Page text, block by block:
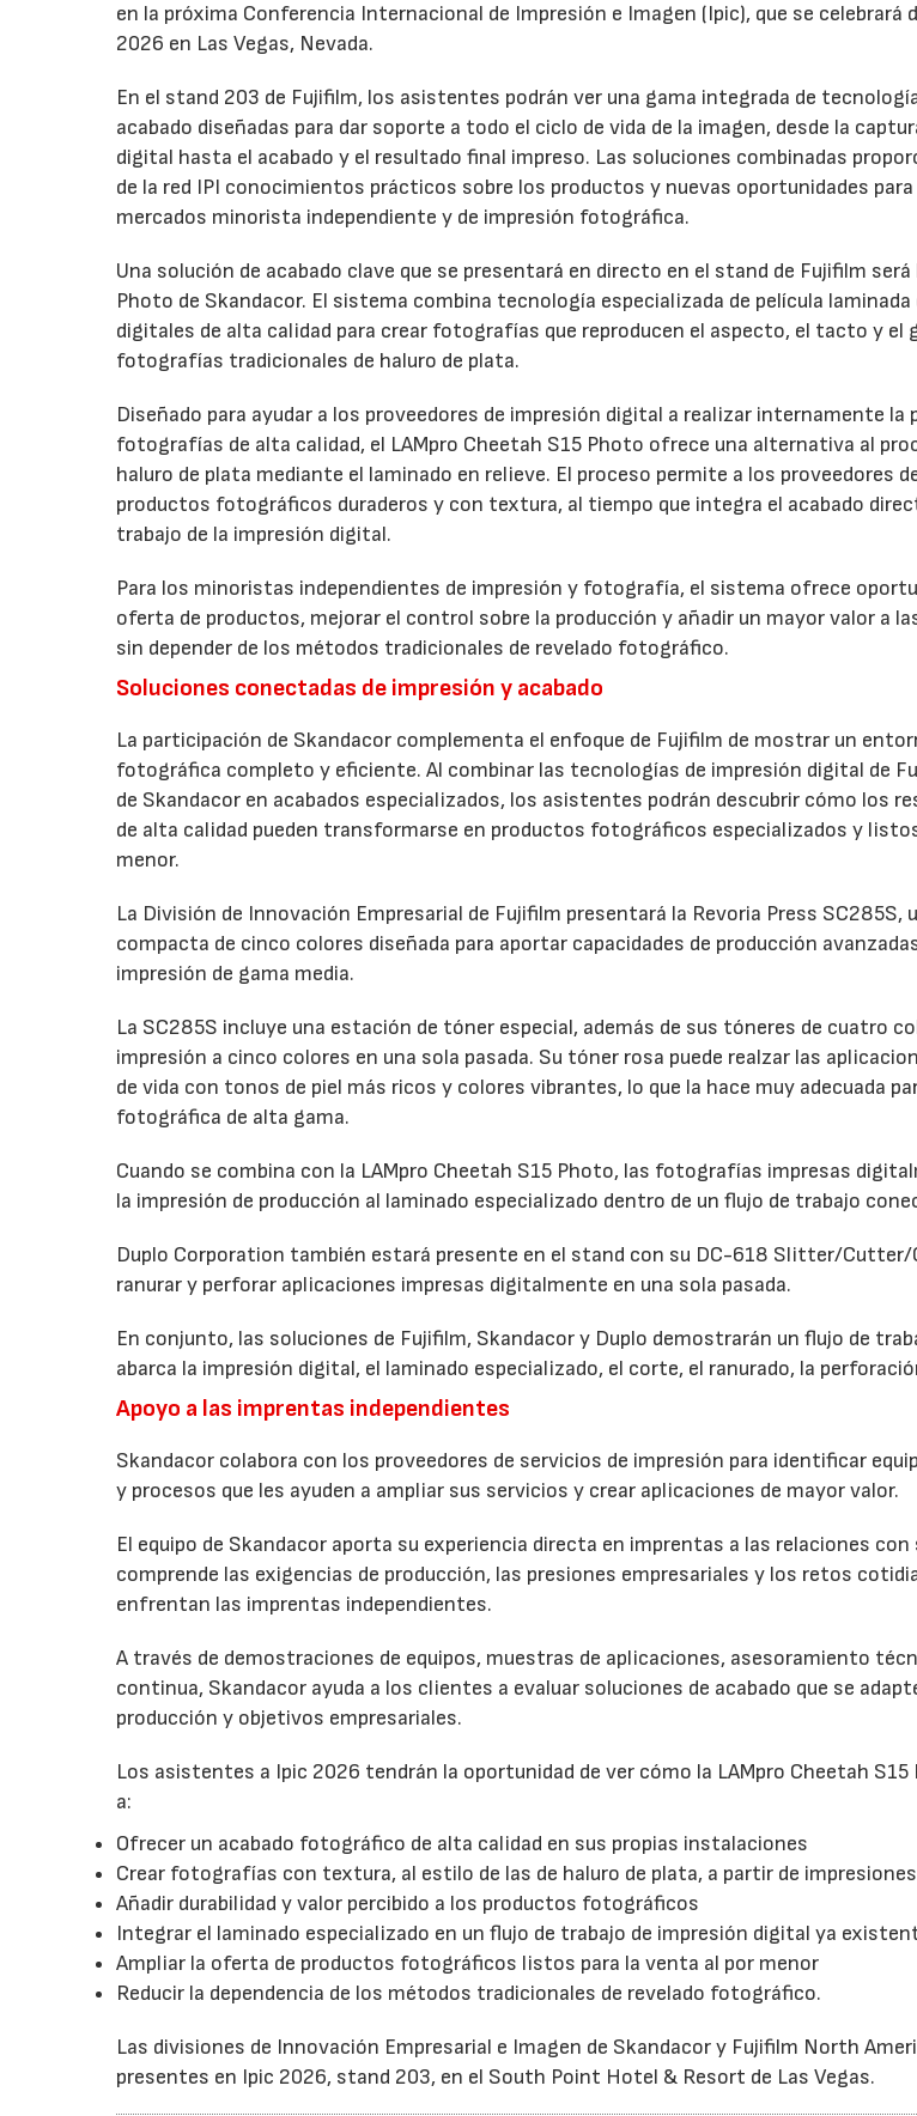
en la próxima Conferencia Internacional de Impresión e Imagen (Ipic), que se celebrará
2026 en Las Vegas, Nevada.
En el stand 203 de Fujifilm, los asistentes podrán ver una gama integrada de
acabado diseñadas para dar soporte a todo el ciclo de vida de la imagen, desde la
digital hasta el acabado y el resultado final impreso. Las soluciones combinadas
de la red IPI conocimientos prácticos sobre los productos y nuevas oportunidades
mercados minorista independiente y de impresión fotográfica.
Una solución de acabado clave que se presentará en directo en el stand de Fujifilm será
Photo de Skandacor. El sistema combina tecnología especializada de película
digitales de alta calidad para crear fotografías que reproducen el aspecto, el tacto y el
fotografías tradicionales de haluro de plata.
Diseñado para ayudar a los proveedores de impresión digital a realizar internamente la
fotografías de alta calidad, el LAMpro Cheetah S15 Photo ofrece una alternativa al
haluro de plata mediante el laminado en relieve. El proceso permite a los proveedores
productos fotográficos duraderos y con textura, al tiempo que integra el acabado
trabajo de la impresión digital.
Para los minoristas independientes de impresión y fotografía, el sistema ofrece
oferta de productos, mejorar el control sobre la producción y añadir un mayor valor a
sin depender de los métodos tradicionales de revelado fotográfico.
Soluciones conectadas de impresión y acabado
La participación de Skandacor complementa el enfoque de Fujifilm de mostrar un
fotográfica completo y eficiente. Al combinar las tecnologías de impresión digital de
de Skandacor en acabados especializados, los asistentes podrán descubrir cómo los
de alta calidad pueden transformarse en productos fotográficos especializados y
menor.
La División de Innovación Empresarial de Fujifilm presentará la Revoria Press SC285S,
compacta de cinco colores diseñada para aportar capacidades de producción
impresión de gama media.
La SC285S incluye una estación de tóner especial, además de sus tóneres de cuatro
impresión a cinco colores en una sola pasada. Su tóner rosa puede realzar las
de vida con tonos de piel más ricos y colores vibrantes, lo que la hace muy adecuada
fotográfica de alta gama.
Cuando se combina con la LAMpro Cheetah S15 Photo, las fotografías impresas
la impresión de producción al laminado especializado dentro de un flujo de trabajo
Duplo Corporation también estará presente en el stand con su DC-618 Slitter/Cutter/
ranurar y perforar aplicaciones impresas digitalmente en una sola pasada.
En conjunto, las soluciones de Fujifilm, Skandacor y Duplo demostrarán un flujo de
abarca la impresión digital, el laminado especializado, el corte, el ranurado, la
Apoyo a las imprentas independientes
Skandacor colabora con los proveedores de servicios de impresión para identificar
y procesos que les ayuden a ampliar sus servicios y crear aplicaciones de mayor valor.
El equipo de Skandacor aporta su experiencia directa en imprentas a las relaciones
comprende las exigencias de producción, las presiones empresariales y los retos
enfrentan las imprentas independientes.
A través de demostraciones de equipos, muestras de aplicaciones, asesoramiento
continua, Skandacor ayuda a los clientes a evaluar soluciones de acabado que se
producción y objetivos empresariales.
Los asistentes a Ipic 2026 tendrán la oportunidad de ver cómo la LAMpro Cheetah S15
a:
Ofrecer un acabado fotográfico de alta calidad en sus propias instalaciones
Crear fotografías con textura, al estilo de las de haluro de plata, a partir de
Añadir durabilidad y valor percibido a los productos fotográficos
Integrar el laminado especializado en un flujo de trabajo de impresión digital ya
Ampliar la oferta de productos fotográficos listos para la venta al por menor
Reducir la dependencia de los métodos tradicionales de revelado fotográfico.
Las divisiones de Innovación Empresarial e Imagen de Skandacor y Fujifilm North
presentes en Ipic 2026, stand 203, en el South Point Hotel & Resort de Las Vegas.